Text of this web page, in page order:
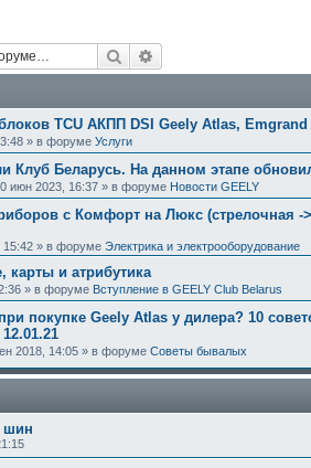
Поиск
TCU АКПП DSI Geely Atlas, Emgrand
» в форуме Услуги
Клуб Беларусь. На данном этапе
июн 2023, 16:37 » в форуме Новости GEELY
с Комфорт на Люкс (стрелочная
15:42 » в форуме Электрика и электрооборудование
карты и атрибутика
» в форуме Вступление в GEELY Club Belarus
покупке Geely Atlas у дилера? 10
2018, 14:05 » в форуме Советы бывалых
шин